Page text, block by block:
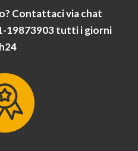
Contattaci via chat
19873903 tutti i giorni
h24